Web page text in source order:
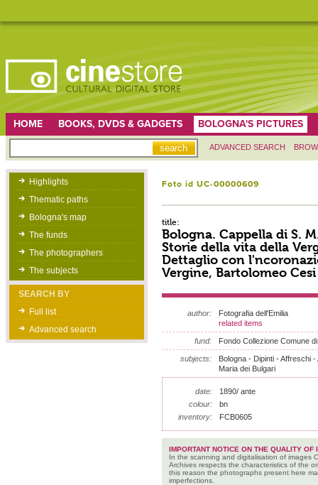
HOME BOOKS, DVDS & GADGETS BOLOGNA'S PICTURES
ADVANCED SEARCH
Highlights
Thematic paths
Bologna's map
The funds
The photographers
The subjects
SEARCH BY
Full list
Advanced search
Foto id UC-00000609
title:
Bologna. Cappella di S.
Storie della vita della
Dettaglio con
Vergine, Bartolomeo Cesi
author:
Fotografia dell'Emilia
related items
fund: Fondo Collezione Comune
subjects:
Bologna - Dipinti - Affreschi
Maria dei Bulgari
date:
1890/ ante
colour:
bn
inventory:
FCB0605
IMPORTANT NOTICE ON THE QUALITY OF
In the scanning and digitalisation of images
Archives respects the characteristics of the
this reason the photographs present here
imperfections.